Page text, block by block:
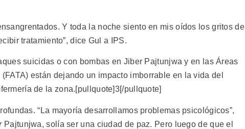
Y toda la noche siento en mis oídos los gritos de
tratamiento”, dice Gul a IPS.
suicidas o con bombas en Jiber Pajtunjwa y en las Áreas
están dejando un impacto imborrable en la vida del
de la zona.[pullquote]3[/pullquote]
“La mayoría desarrollamos problemas psicológicos”,
Pajtunjwa, solía ser una ciudad de paz. Pero luego de que el